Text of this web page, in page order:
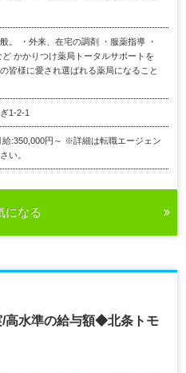
。 ・外来、在宅の調剤 ・服薬指導 ・
かかりつけ薬局トータルサポートを
皆様に愛され選ばれる薬局になること
1-2-1
:350,000円～ ※詳細は転職エージェン
い。
になる
高水準の給与額◆北条トモ